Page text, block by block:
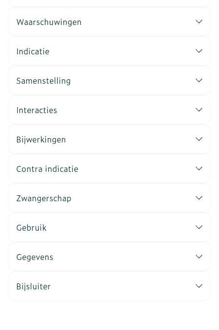
Waarschuwingen
Indicatie
Samenstelling
Interacties
Bijwerkingen
Contra indicatie
Zwangerschap
Gebruik
Gegevens
Bijsluiter